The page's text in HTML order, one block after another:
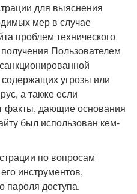
для выяснения
мер в случае
проблем технического
Пользователем
угрозы или
а также если
факты, дающие основания
был использован кем-
по вопросам
инструментов,
пароля доступа.